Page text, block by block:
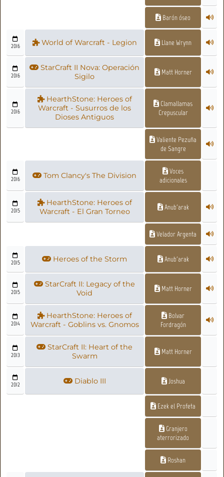
Barón óseo
2016 World of Warcraft - Legion Llane Wrynn
2016
StarCraft II Nova: Operación
Sigilo
Matt Horner
2016
HearthStone: Heroes of
Warcraft - Susurros de los
Dioses Antiguos
Clamallamas
Crepuscular
Valiente Pezuña
de Sangre
2016 Tom Clancy's The Division
Voces
adicionales
2015
HearthStone: Heroes of
Warcraft - El Gran Torneo
Anub'arak
Velador Argenta
2015 Heroes of the Storm Anub'arak
2015
StarCraft II: Legacy of the
Void
Matt Horner
2014
HearthStone: Heroes of
Warcraft - Goblins vs. Gnomos
Bolvar
Fordragón
2013
StarCraft II: Heart of the
Swarm
Matt Horner
2012 Diablo III Joshua
Ezek el Profeta
Granjero
aterrorizado
Roshan